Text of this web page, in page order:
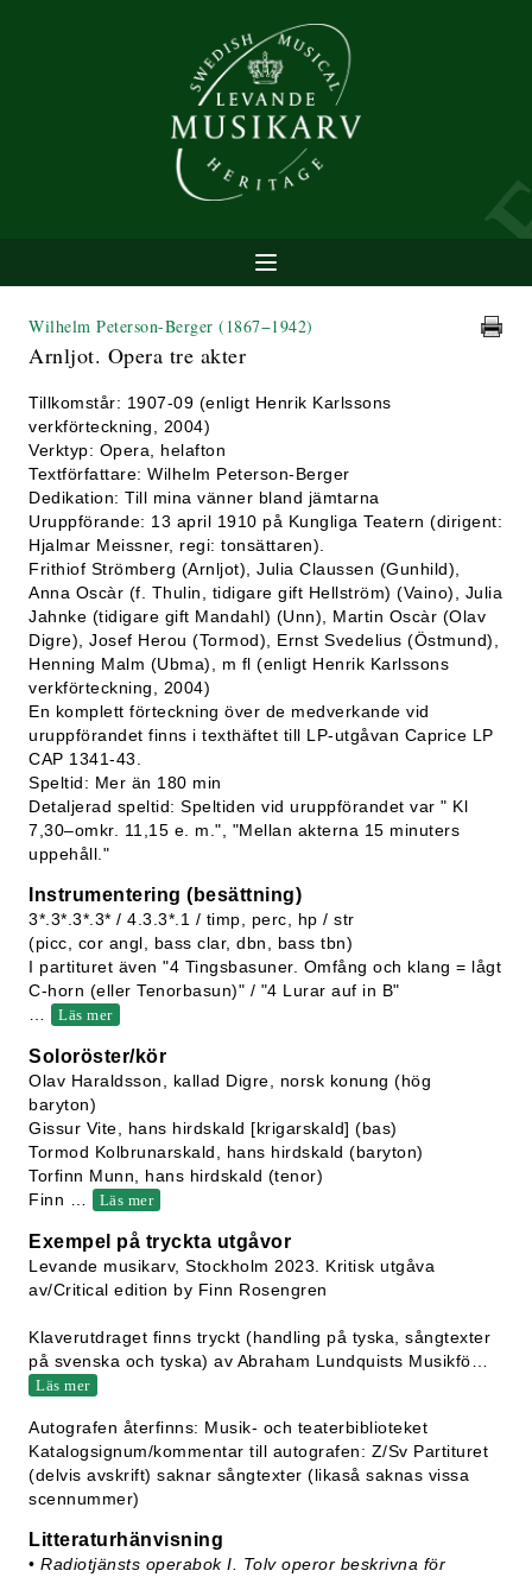
Wilhelm Peterson-Berger (1867−1942)
Arnljot. Opera tre akter
Tillkomstår: 1907-09 (enligt Henrik Karlssons
verkförteckning, 2004)
Verktyp: Opera, helafton
Textförfattare: Wilhelm Peterson-Berger
Dedikation: Till mina vänner bland jämtarna
Uruppförande: 13 april 1910 på Kungliga Teatern (dirigent:
Hjalmar Meissner, regi: tonsättaren).
Frithiof Strömberg (Arnljot), Julia Claussen (Gunhild),
Anna Oscàr (f. Thulin, tidigare gift Hellström) (Vaino), Julia
Jahnke (tidigare gift Mandahl) (Unn), Martin Oscàr (Olav
Digre), Josef Herou (Tormod), Ernst Svedelius (Östmund),
Henning Malm (Ubma), m fl (enligt Henrik Karlssons
verkförteckning, 2004)
En komplett förteckning över de medverkande vid
uruppförandet finns i texthäftet till LP-utgåvan Caprice LP
CAP 1341-43.
Speltid: Mer än 180 min
Detaljerad speltid: Speltiden vid uruppförandet var " Kl
7,30–omkr. 11,15 e. m.", "Mellan akterna 15 minuters
uppehåll."
Instrumentering (besättning)
3*.3*.3*.3* / 4.3.3*.1 / timp, perc, hp / str
(picc, cor angl, bass clar, dbn, bass tbn)
I partituret även "4 Tingsbasuner. Omfång och klang = lågt
C-horn (eller Tenorbasun)" / "4 Lurar auf in B"
Läs mer
Soloröster/kör
Olav Haraldsson, kallad Digre, norsk konung (hög
baryton)
Gissur Vite, hans hirdskald [krigarskald] (bas)
Tormod Kolbrunarskald, hans hirdskald (baryton)
Torfinn Munn, hans hirdskald (tenor)
Finn
Läs mer
Exempel på tryckta utgåvor
Levande musikarv, Stockholm 2023. Kritisk utgåva
av/Critical edition by Finn Rosengren
Klaverutdraget finns tryckt (handling på tyska, sångtexter
på svenska och tyska) av Abraham Lundquists Musikfö
Läs mer
Autografen återfinns: Musik- och teaterbiblioteket
Katalogsignum/kommentar till autografen: Z/Sv Partituret
(delvis avskrift) saknar sångtexter (likaså saknas vissa
scennummer)
Litteraturhänvisning
• Radiotjänsts operabok I. Tolv operor beskrivna för